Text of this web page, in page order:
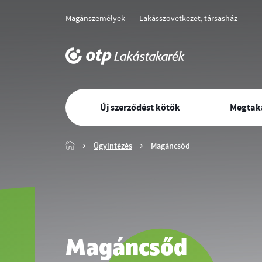
Üzletág
választó
navigáció
Kiválasztott
Magánszemélyek Lakásszövetkezet, társasház
főoldala
Elsődleges
navigáció
Új szerződést kötök
Főoldal Ügyintézés Magáncsőd
Magáncsőd